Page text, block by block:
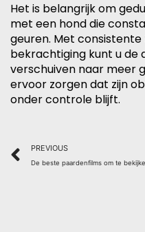
Het is belangrijk om
met een hond die
geuren. Met
bekrachtiging kunt u de
verschuiven naar meer
ervoor zorgen dat zijn
onder controle blijft.
Prev
PREVIOUS
De beste paardenfilms om te